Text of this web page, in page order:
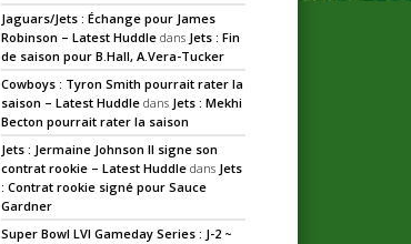
Jaguars/Jets : Échange pour James
Robinson – Latest Huddle dans Jets : Fin
de saison pour B.Hall, A.Vera-Tucker
Cowboys : Tyron Smith pourrait rater la
saison – Latest Huddle dans Jets : Mekhi
Becton pourrait rater la saison
Jets : Jermaine Johnson II signe son
contrat rookie – Latest Huddle dans Jets
: Contrat rookie signé pour Sauce
Gardner
Super Bowl LVI Gameday Series : J-2 ~